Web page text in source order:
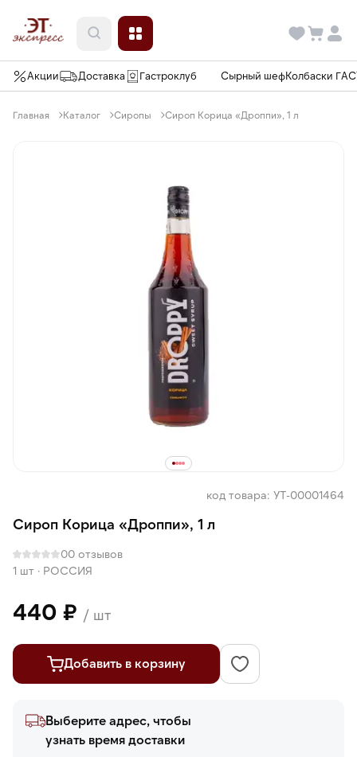
Акции Доставка Гастроклуб Сырный шефКолбаски
Главная Каталог Сиропы Сироп Корица «Дроппи», 1 л
код товара: УТ-00001464
Сироп Корица «Дроппи», 1 л
00 отзывов
1 шт · РОССИЯ
440 ₽ / шт
Добавить в корзину
Выберите адрес, чтобы
узнать время доставки